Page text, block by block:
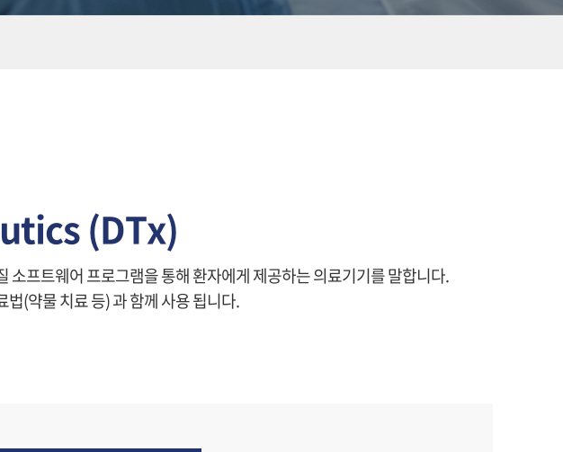
(DTx)
소프트웨어 프로그램을 통해 환자에게 제공하는 의료기기를 말합니다.
(약물 치료 등) 과 함께 사용 됩니다.